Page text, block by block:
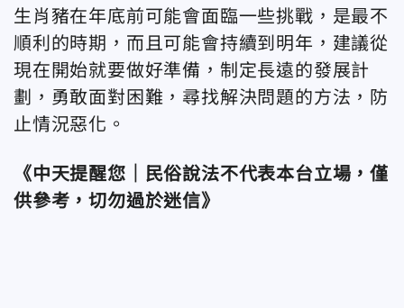
生肖豬在年底前可能會面臨一些挑戰，是最不
順利的時期，而且可能會持續到明年，建議從
現在開始就要做好準備，制定長遠的發展計
劃，勇敢面對困難，尋找解決問題的方法，防
止情況惡化。
《中天提醒您｜民俗說法不代表本台立場，僅
供參考，切勿過於迷信》